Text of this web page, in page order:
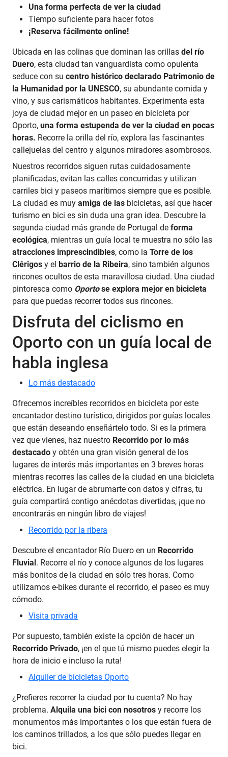
Una forma perfecta de ver la ciudad
Tiempo suficiente para hacer fotos
¡Reserva fácilmente online!
Ubicada en las colinas que dominan las orillas del río
Duero, esta ciudad tan vanguardista como opulenta
seduce con su centro histórico declarado Patrimonio de
la Humanidad por la UNESCO, su abundante comida y
vino, y sus carismáticos habitantes. Experimenta esta
joya de ciudad mejor en un paseo en bicicleta por
Oporto, una forma estupenda de ver la ciudad en pocas
horas. Recorre la orilla del río, explora las fascinantes
callejuelas del centro y algunos miradores asombrosos.
Nuestros recorridos siguen rutas cuidadosamente
planificadas, evitan las calles concurridas y utilizan
carriles bici y paseos marítimos siempre que es posible.
La ciudad es muy amiga de las bicicletas, así que hacer
turismo en bici es sin duda una gran idea. Descubre la
segunda ciudad más grande de Portugal de forma
ecológica, mientras un guía local te muestra no sólo las
atracciones imprescindibles, como la Torre de los
Clérigos y el barrio de la Ribeira, sino también algunos
rincones ocultos de esta maravillosa ciudad. Una ciudad
pintoresca como Oportose explora mejor en bicicleta
para que puedas recorrer todos sus rincones.
Disfruta del ciclismo en
Oporto con un guía local de
habla inglesa
Lo más destacado
Ofrecemos increíbles recorridos en bicicleta por este
encantador destino turístico, dirigidos por guías locales
que están deseando enseñártelo todo. Si es la primera
vez que vienes, haz nuestro Recorrido por lo más
destacado y obtén una gran visión general de los
lugares de interés más importantes en 3 breves horas
mientras recorres las calles de la ciudad en una bicicleta
eléctrica. En lugar de abrumarte con datos y cifras, tu
guía compartirá contigo anécdotas divertidas, ¡que no
encontrarás en ningún libro de viajes!
Recorrido por la ribera
Descubre el encantador Río Duero en un Recorrido
Fluvial. Recorre el río y conoce algunos de los lugares
más bonitos de la ciudad en sólo tres horas. Como
utilizamos e-bikes durante el recorrido, el paseo es muy
cómodo.
Visita privada
Por supuesto, también existe la opción de hacer un
Recorrido Privado, ¡en el que tú mismo puedes elegir la
hora de inicio e incluso la ruta!
Alquiler de bicicletas Oporto
¿Prefieres recorrer la ciudad por tu cuenta? No hay
problema. Alquila una bici con nosotros y recorre los
monumentos más importantes o los que están fuera de
los caminos trillados, a los que sólo puedes llegar en
bici.